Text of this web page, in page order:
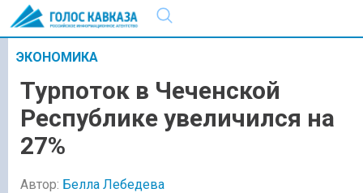
ЭКОНОМИКА
Турпоток в Чеченской
Республике увеличился на
27%
Автор: Белла Лебедева